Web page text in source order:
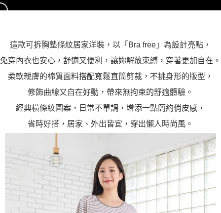
這款可拆胸墊條紋居家洋裝，以「Bra free」為設計亮點，
免穿內衣也安心，舒適又便利，讓妳解放束縛，穿著更加自在。
柔軟親膚的棉質面料搭配寬鬆直筒剪裁，不挑身形的版型，
修飾曲線又自在好動，帶來無拘束的舒適體驗。
經典橫條紋圖案，日常不單調，增添一點簡約俏皮感，
省時好搭，居家、外出皆宜，穿出懶人時尚風。